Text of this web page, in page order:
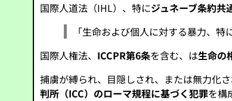
国際人道法（IHL）、特にジュネーブ条約共
「生命および個人に対する暴力、
国際人権法、 ICCPR第6条を含む、は生命の
捕虜が縛られ、目隠しされ、または無力化
判所（ICC）のローマ規程に基づく犯罪を構